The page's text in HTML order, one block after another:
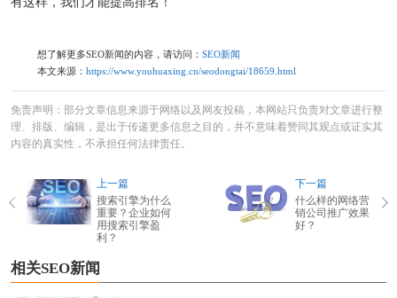
想了解更多SEO新闻的内容，请访问： SEO新闻
本文来源： https://www.youhuaxing.cn/seodongtai/18659.html
免责声明：部分文章信息来源于网络以及网友投稿，本网站只负责对文章进行整
理、排版、编辑，是出于传递更多信息之目的，并不意味着赞同其观点或证实其
内容的真实性，不承担任何法律责任。
上一篇
搜索引擎为什么
重要？企业如何
用搜索引擎盈
利？
下一篇
什么样的网络营
销公司推广效果
好？
相关SEO新闻